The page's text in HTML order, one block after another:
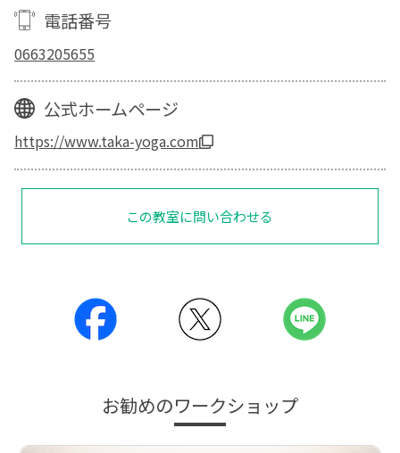
電話番号
0663205655
公式ホームページ
https://www.taka-yoga.com
この教室に問い合わせる
お勧めのワークショップ